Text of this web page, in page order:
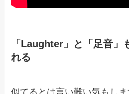
「Laughter」と「足音」
れる
似てるとは言い難い気もしま